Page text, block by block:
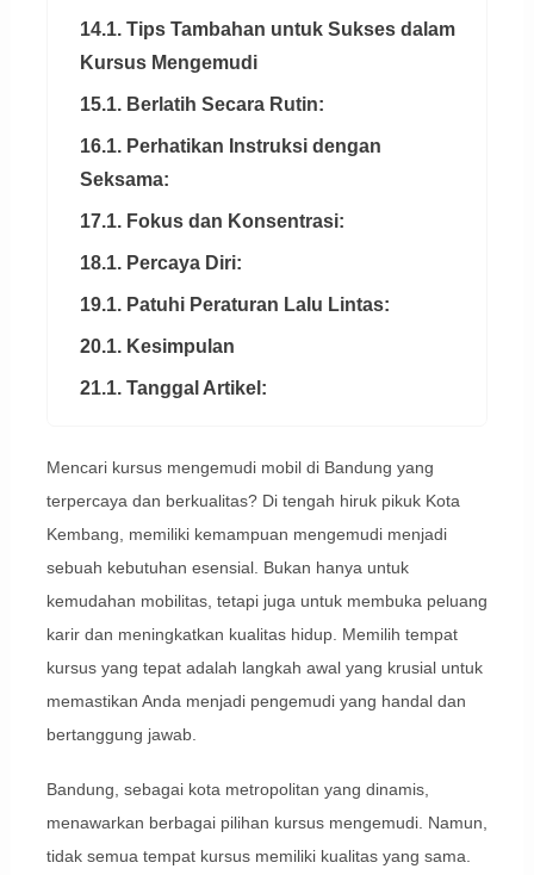
14.1. Tips Tambahan untuk Sukses dalam
Kursus Mengemudi
15.1. Berlatih Secara Rutin:
16.1. Perhatikan Instruksi dengan
Seksama:
17.1. Fokus dan Konsentrasi:
18.1. Percaya Diri:
19.1. Patuhi Peraturan Lalu Lintas:
20.1. Kesimpulan
21.1. Tanggal Artikel:
Mencari kursus mengemudi mobil di Bandung yang
terpercaya dan berkualitas? Di tengah hiruk pikuk Kota
Kembang, memiliki kemampuan mengemudi menjadi
sebuah kebutuhan esensial. Bukan hanya untuk
kemudahan mobilitas, tetapi juga untuk membuka peluang
karir dan meningkatkan kualitas hidup. Memilih tempat
kursus yang tepat adalah langkah awal yang krusial untuk
memastikan Anda menjadi pengemudi yang handal dan
bertanggung jawab.
Bandung, sebagai kota metropolitan yang dinamis,
menawarkan berbagai pilihan kursus mengemudi. Namun,
tidak semua tempat kursus memiliki kualitas yang sama.